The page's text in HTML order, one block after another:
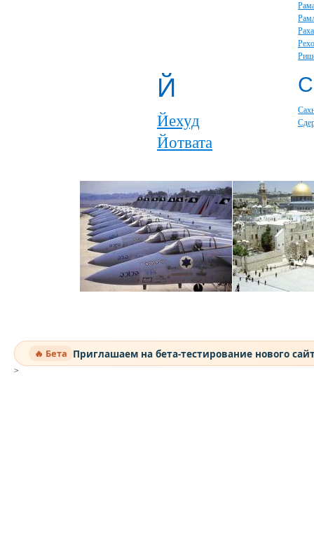
Й
Йехуд
Йотвата
С
🔥 Бета Приглашаем на бета-тестирование нового
>